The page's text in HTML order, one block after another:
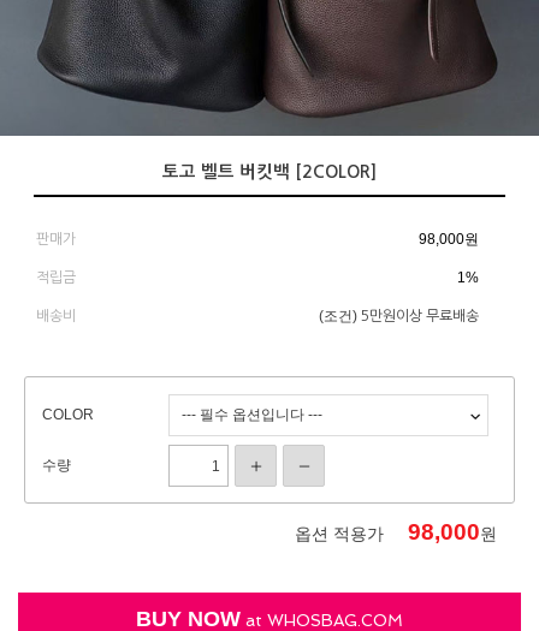
토고 벨트 버킷백 [2COLOR]
판매가 98,000원
적립금 1%
배송비 (조건) 5만원이상 무료배송
COLOR
수량
옵션 적용가 98,000원
BUY NOW at WHOSBAG.COM